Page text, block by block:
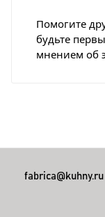
Помогите
будьте
мнением об
fabrica@kuhny.ru